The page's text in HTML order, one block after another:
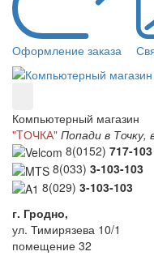
Оформление заказа
Компьютерный магазин
"TОЧКА" Попади в
8(0152) 717-103
8(033) 3-103-103
8(029) 3-103-103
г. Гродно,
ул. Тимирязева 10/1
помещение 32